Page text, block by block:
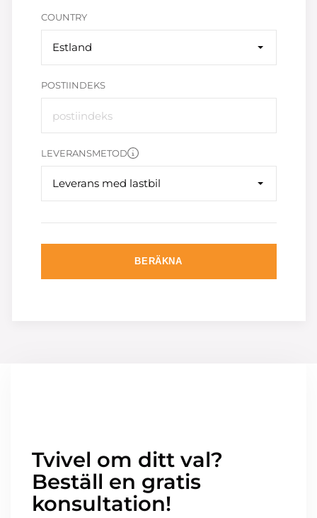
COUNTRY
Estland
POSTIINDEKS
LEVERANSMETOD
Leverans med lastbil
BERÄKNA
Tvivel om ditt val?
Beställ en gratis
konsultation!